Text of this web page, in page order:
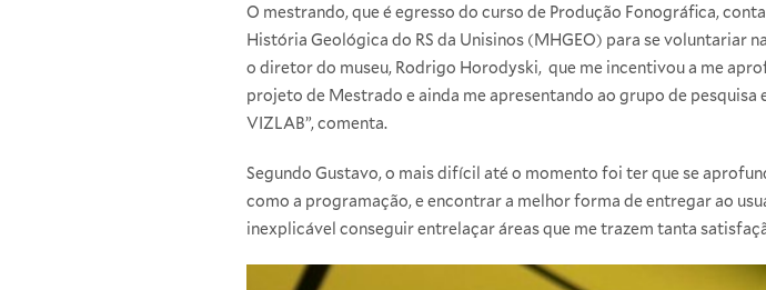
O mestrando, que é egresso do curso de Produção Fonográfica,
História Geológica do RS da Unisinos (MHGEO) para se voluntariar
o diretor do museu, Rodrigo Horodyski, que me incentivou a me
projeto de Mestrado e ainda me apresentando ao grupo de
VIZLAB”, comenta.
Segundo Gustavo, o mais difícil até o momento foi ter que se
como a programação, e encontrar a melhor forma de entregar ao
inexplicável conseguir entrelaçar áreas que me trazem tanta